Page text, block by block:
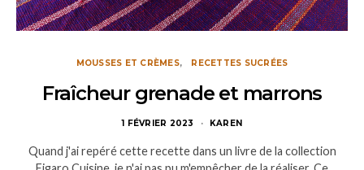
MOUSSES ET CRÈMES RECETTES SUCRÉES
Fraîcheur grenade et marrons
1 FÉVRIER 2023 KAREN
Quand j'ai repéré cette recette dans un livre de la collection